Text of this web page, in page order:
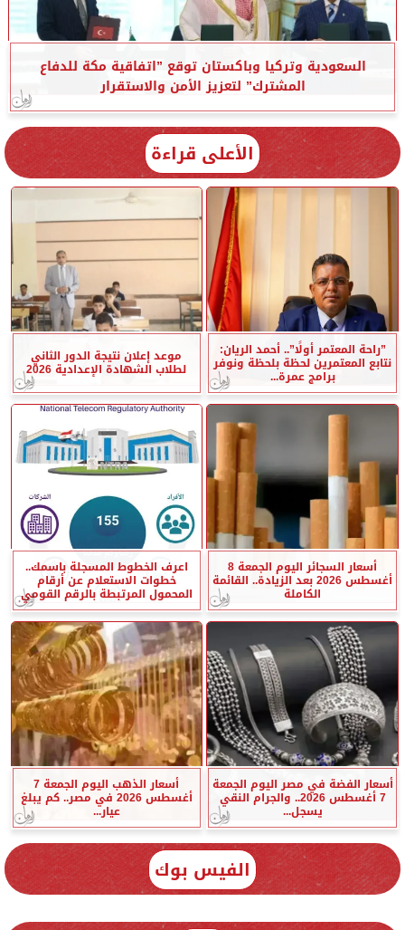
السعودية وتركيا وباكستان توقع ”اتفاقية مكة للدفاع
المشترك” لتعزيز الأمن والاستقرار
الأعلى قراءة
”راحة المعتمر أولًا”.. أحمد الريان:
نتابع المعتمرين لحظة بلحظة ونوفر
برامج عمرة...
موعد إعلان نتيجة الدور الثاني
لطلاب الشهادة الإعدادية 2026
أسعار السجائر اليوم الجمعة 8
أغسطس 2026 بعد الزيادة.. القائمة
الكاملة
اعرف الخطوط المسجلة باسمك..
خطوات الاستعلام عن أرقام
المحمول المرتبطة بالرقم القومي
أسعار الفضة في مصر اليوم الجمعة
7 أغسطس 2026.. والجرام النقي
يسجل...
أسعار الذهب اليوم الجمعة 7
أغسطس 2026 في مصر.. كم يبلغ
عيار...
الفيس بوك